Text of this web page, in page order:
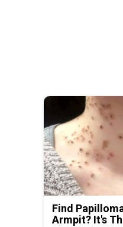
Find
Armpit? It's